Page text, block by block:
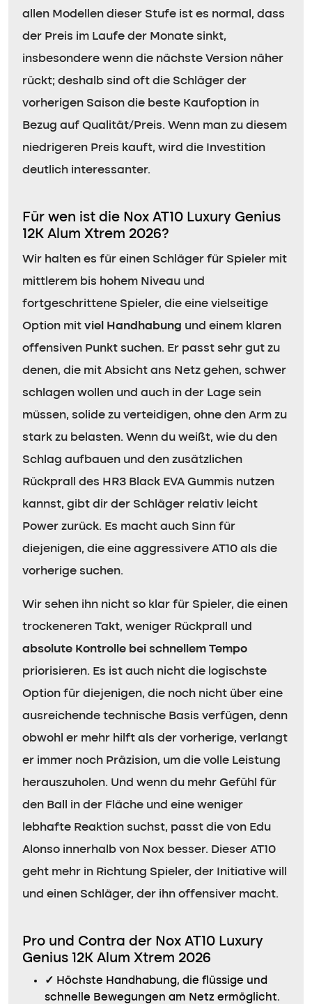
allen Modellen dieser Stufe ist es normal, dass
der Preis im Laufe der Monate sinkt,
insbesondere wenn die nächste Version näher
rückt; deshalb sind oft die Schläger der
vorherigen Saison die beste Kaufoption in
Bezug auf Qualität/Preis. Wenn man zu diesem
niedrigeren Preis kauft, wird die Investition
deutlich interessanter.
Für wen ist die Nox AT10 Luxury Genius
12K Alum Xtrem 2026?
Wir halten es für einen Schläger für Spieler mit
mittlerem bis hohem Niveau und
fortgeschrittene Spieler, die eine vielseitige
Option mit viel Handhabung und einem klaren
offensiven Punkt suchen. Er passt sehr gut zu
denen, die mit Absicht ans Netz gehen, schwer
schlagen wollen und auch in der Lage sein
müssen, solide zu verteidigen, ohne den Arm zu
stark zu belasten. Wenn du weißt, wie du den
Schlag aufbauen und den zusätzlichen
Rückprall des HR3 Black EVA Gummis nutzen
kannst, gibt dir der Schläger relativ leicht
Power zurück. Es macht auch Sinn für
diejenigen, die eine aggressivere AT10 als die
vorherige suchen.
Wir sehen ihn nicht so klar für Spieler, die einen
trockeneren Takt, weniger Rückprall und
absolute Kontrolle bei schnellem Tempo
priorisieren. Es ist auch nicht die logischste
Option für diejenigen, die noch nicht über eine
ausreichende technische Basis verfügen, denn
obwohl er mehr hilft als der vorherige, verlangt
er immer noch Präzision, um die volle Leistung
herauszuholen. Und wenn du mehr Gefühl für
den Ball in der Fläche und eine weniger
lebhafte Reaktion suchst, passt die von Edu
Alonso innerhalb von Nox besser. Dieser AT10
geht mehr in Richtung Spieler, der Initiative will
und einen Schläger, der ihn offensiver macht.
Pro und Contra der Nox AT10 Luxury
Genius 12K Alum Xtrem 2026
✓ Höchste Handhabung, die flüssige und
schnelle Bewegungen am Netz ermöglicht.